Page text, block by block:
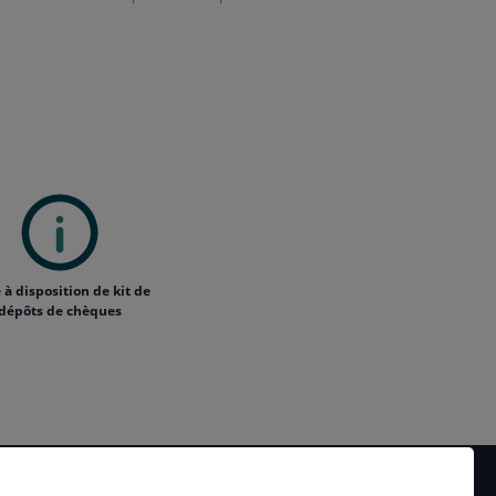
à disposition de kit de
de chèques